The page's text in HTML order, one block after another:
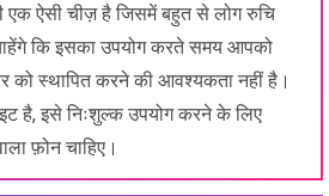
एक ऐसी चीज़ है जिसमें बहुत से लोग रुचि
कि इसका उपयोग करते समय आपको
को स्थापित करने की आवश्यकता नहीं है।
है, इसे निःशुल्क उपयोग करने के लिए
फ़ोन चाहिए।